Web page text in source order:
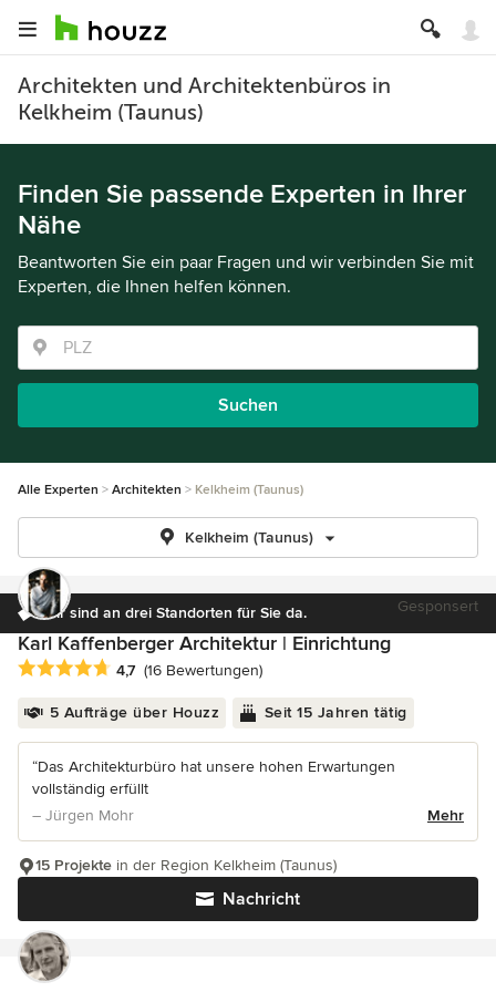
Architekten und Architektenbüros in
Kelkheim (Taunus)
Finden Sie passende Experten in Ihrer
Nähe
Beantworten Sie ein paar Fragen und wir verbinden Sie mit
Experten, die Ihnen helfen können.
Suchen
Alle Experten Architekten Kelkheim (Taunus)
Kelkheim (Taunus)
Wir sind an drei Standorten für Sie da. Gesponsert
Karl Kaffenberger Architektur | Einrichtung
Durchschnittliche Bewertung: 4.7 von 5 Sternen
4,7 (16 Bewertungen)
5 Aufträge über Houzz Seit 15 Jahren tätig
“Das Architekturbüro hat unsere hohen Erwartungen
vollständig erfüllt
– Jürgen Mohr
Mehr
Nachricht
15 Projekte in der Region Kelkheim (Taunus)